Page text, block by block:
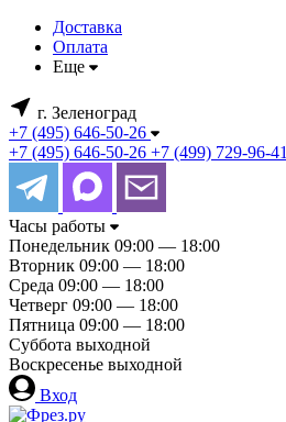
Доставка
Оплата
Еще
г. Зеленоград
+7 (495) 646-50-26
+7 (495) 646-50-26 +7 (499) 729-96-41
Часы работы
Понедельник 09:00 — 18:00
Вторник 09:00 — 18:00
Среда 09:00 — 18:00
Четверг 09:00 — 18:00
Пятница 09:00 — 18:00
Суббота выходной
Воскресенье выходной
Вход